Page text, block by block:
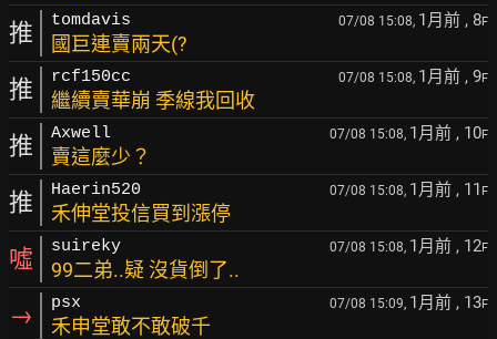
推 tomdavis 07/08 15:08, 1月前 , 8F
國巨連賣兩天(?
推 rcf150cc 07/08 15:08, 1月前 , 9F
繼續賣華崩 季線我回收
推 Axwell 07/08 15:08, 1月前 , 10F
賣這麼少？
推 Haerin520 07/08 15:08, 1月前 , 11 F
禾伸堂投信買到漲停
噓 suireky 07/08 15:08, 1月前 , 12F
99二弟..疑 沒貨倒了..
→ psx 07/08 15:09, 1月前 , 13F
禾申堂敢不敢破千